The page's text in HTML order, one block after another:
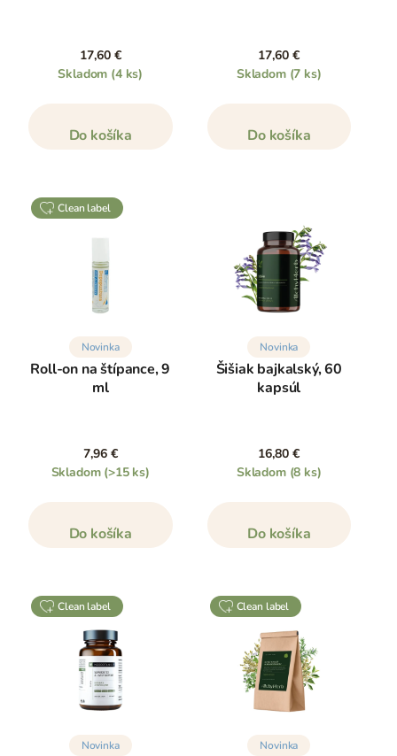
17,60 €
Skladom (4 ks)
Do košíka
17,60 €
Skladom (7 ks)
Do košíka
clean label
Novinka
Roll-on na štípance, 9
ml
7,96 €
Skladom (>15 ks)
Do košíka
Novinka
Šišiak bajkalský, 60
kapsúl
16,80 €
Skladom (8 ks)
Do košíka
clean label
Novinka
clean label
Novinka